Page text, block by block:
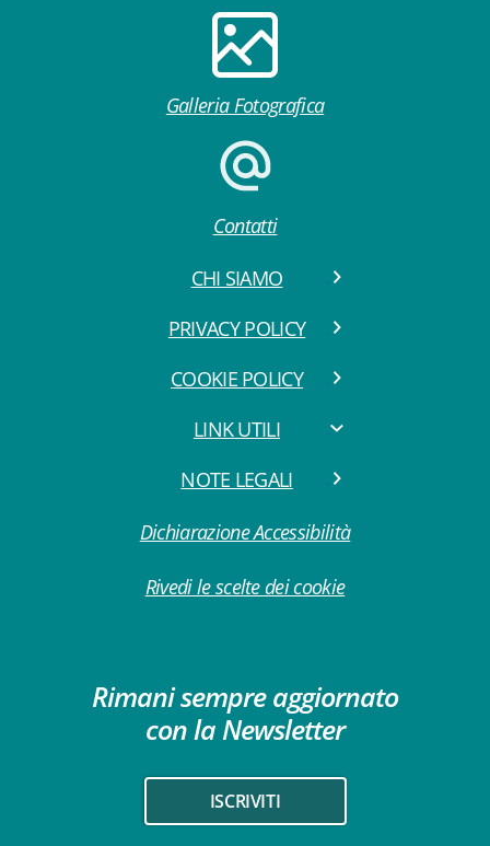
Galleria Fotografica
Contatti
CHI SIAMO
PRIVACY POLICY
COOKIE POLICY
LINK UTILI
NOTE LEGALI
Dichiarazione Accessibilità
Rivedi le scelte dei cookie
Rimani sempre aggiornato
con la Newsletter
ISCRIVITI